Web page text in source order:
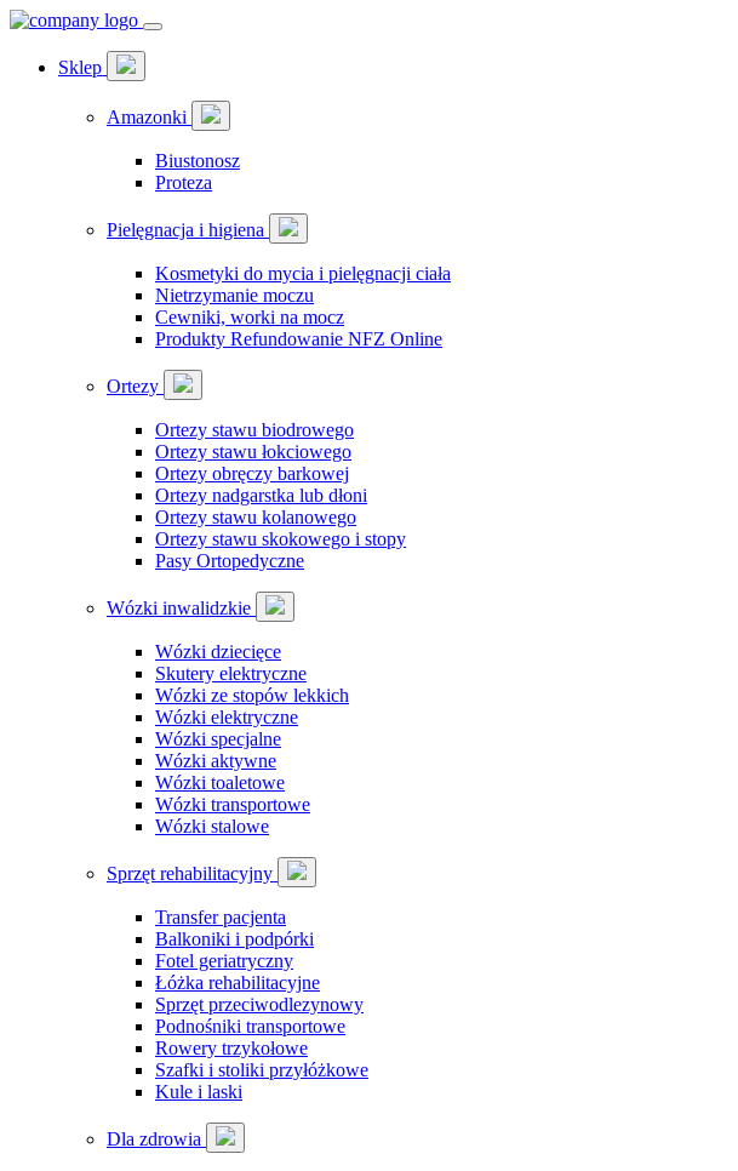
Sklep
Amazonki
Biustonosz
Proteza
Pielęgnacja i higiena
Kosmetyki do mycia i pielęgnacji ciała
Nietrzymanie moczu
Cewniki, worki na mocz
Produkty Refundowanie NFZ Online
Ortezy
Ortezy stawu biodrowego
Ortezy stawu łokciowego
Ortezy obręczy barkowej
Ortezy nadgarstka lub dłoni
Ortezy stawu kolanowego
Ortezy stawu skokowego i stopy
Pasy Ortopedyczne
Wózki inwalidzkie
Wózki dziecięce
Skutery elektryczne
Wózki ze stopów lekkich
Wózki elektryczne
Wózki specjalne
Wózki aktywne
Wózki toaletowe
Wózki transportowe
Wózki stalowe
Sprzęt rehabilitacyjny
Transfer pacjenta
Balkoniki i podpórki
Fotel geriatryczny
Łóżka rehabilitacyjne
Sprzęt przeciwodlezynowy
Podnośniki transportowe
Rowery trzykołowe
Szafki i stoliki przyłóżkowe
Kule i laski
Dla zdrowia